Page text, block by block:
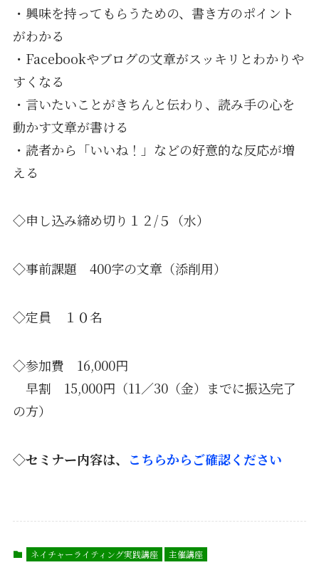
・興味を持ってもらうための、書き方のポイント
がわかる
・Facebookやブログの文章がスッキリとわかりや
すくなる
・言いたいことがきちんと伝わり、読み手の心を
動かす文章が書ける
・読者から「いいね！」などの好意的な反応が増
える
◇申し込み締め切り１２/５（水）
◇事前課題 400字の文章（添削用）
◇定員 １０名
◇参加費 16,000円
早割 15,000円（11／30（金）までに振込完了
の方）
◇セミナー内容は、 こちらからご確認ください
ネイチャーライティング実践講座 主催講座